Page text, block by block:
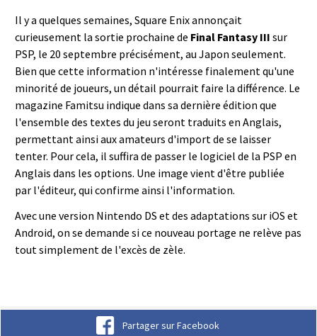
Il y a quelques semaines, Square Enix annonçait
curieusement la sortie prochaine de Final Fantasy III sur
PSP, le 20 septembre précisément, au Japon seulement.
Bien que cette information n'intéresse finalement qu'une
minorité de joueurs, un détail pourrait faire la différence. Le
magazine Famitsu indique dans sa dernière édition que
l'ensemble des textes du jeu seront traduits en Anglais,
permettant ainsi aux amateurs d'import de se laisser
tenter. Pour cela, il suffira de passer le logiciel de la PSP en
Anglais dans les options. Une image vient d'être publiée
par l'éditeur, qui confirme ainsi l'information.
Avec une version Nintendo DS et des adaptations sur iOS et
Android, on se demande si ce nouveau portage ne relève pas
tout simplement de l'excès de zèle.
Partager sur Facebook